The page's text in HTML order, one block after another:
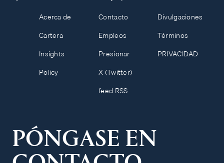
Acerca de
Cartera
Insights
Policy
Contacto
Empleos
Presionar
X (Twitter)
feed RSS
Divulgaciones
Términos
PRIVACIDAD
PÓNGASE EN